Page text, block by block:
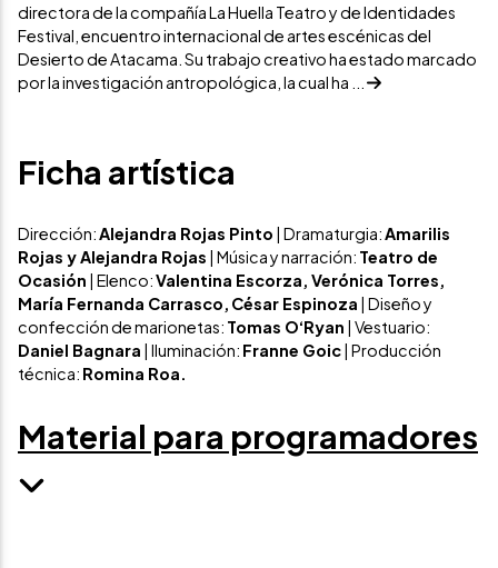
directora de la compañía La Huella Teatro y de Identidades
Festival, encuentro internacional de artes escénicas del
Desierto de Atacama. Su trabajo creativo ha estado marcado
por la investigación antropológica, la cual ha ...
Ficha artística
Dirección:Alejandra Rojas Pinto | Dramaturgia:Amarilis
Rojas y Alejandra Rojas | Música y narración: Teatro de
Ocasión | Elenco:Valentina Escorza, Verónica Torres,
María Fernanda Carrasco, César Espinoza | Diseño y
confección de marionetas: Tomas O‘Ryan | Vestuario:
Daniel Bagnara | Iluminación: Franne Goic| Producción
técnica: Romina Roa.
Material para programadores